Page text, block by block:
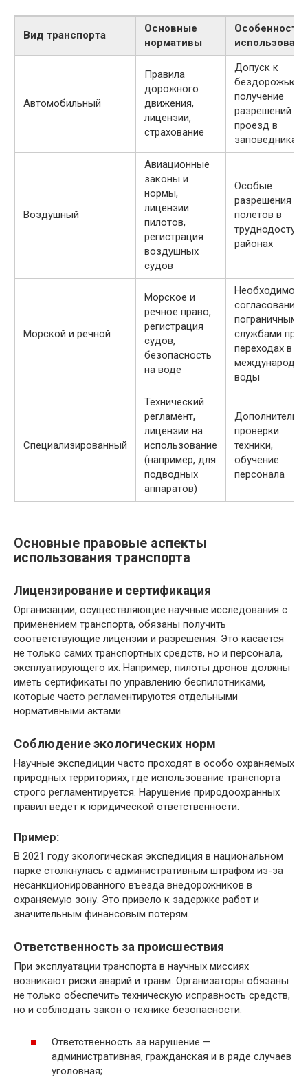
Вид транспорта
Основные
нормативы
Особенности
Автомобильный
Правила
дорожного
движения,
лицензии,
страхование
Допуск к
бездорожью,
получение
разрешений на
проезд в
заповедниках
Воздушный
Авиационные
законы и
нормы,
лицензии
пилотов,
регистрация
воздушных
судов
Особые
разрешения
полетов в
районах
Морской и речной
Морское и
речное право,
регистрация
судов,
безопасность
на воде
согласования с
пограничными
службами при
переходах в
воды
Специализированный
Технический
регламент,
лицензии на
использование
(например, для
подводных
аппаратов)
проверки
техники,
обучение
персонала
Основные правовые аспекты
использования транспорта
Лицензирование и сертификация
Организации, осуществляющие научные исследования с
применением транспорта, обязаны получить
соответствующие лицензии и разрешения. Это касается
не только самих транспортных средств, но и персонала,
эксплуатирующего их. Например, пилоты дронов должны
иметь сертификаты по управлению беспилотниками,
которые часто регламентируются отдельными
нормативными актами.
Соблюдение экологических норм
Научные экспедиции часто проходят в особо охраняемых
природных территориях, где использование транспорта
строго регламентируется. Нарушение природоохранных
правил ведет к юридической ответственности.
Пример:
В 2021 году экологическая экспедиция в национальном
парке столкнулась с административным штрафом из-за
несанкционированного въезда внедорожников в
охраняемую зону. Это привело к задержке работ и
значительным финансовым потерям.
Ответственность за происшествия
При эксплуатации транспорта в научных миссиях
возникают риски аварий и травм. Организаторы обязаны
не только обеспечить техническую исправность средств,
но и соблюдать закон о технике безопасности.
Ответственность за нарушение —
административная, гражданская и в ряде случаев
уголовная;